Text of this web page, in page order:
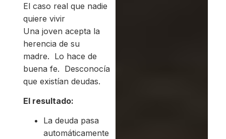
El caso real que nadie
quiere vivir
Una joven acepta la
herencia de su
madre. Lo hace de
buena fe. Desconocía
que existían deudas.
El resultado:
La deuda pasa
automáticamente